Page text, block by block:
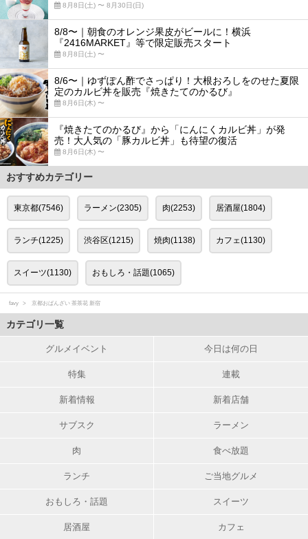
8月8日(土) 〜 8月30日(日)
8/8〜｜朝食のオレンジ果皮がビールに！横浜
『2416MARKET』等で限定販売スタート
8月8日(土) 〜
8/6〜｜ゆずぽん酢でさっぱり！大根おろしをのせた夏限
定のカルビ丼を販売『焼きたてのかるび』
8月6日(木) 〜
『焼きたてのかるび』から「にんにくカルビ丼」が発
売！大人気の「豚カルビ丼」も待望の復活
8月6日(木) 〜
おすすめカテゴリー
東京都(7546) ラーメン(2305) 肉(2253) 居酒屋(1804)
ランチ(1225) 渋谷区(1215) 焼肉(1138) カフェ(1130)
スイーツ(1130) おもしろ・話題(1065)
favy 京都おばんざい 茶茶花 新宿
カテゴリ一覧
グルメイベント 今日は何の日
特集 連載
新着情報 新着店舗
サブスク ラーメン
肉 食べ放題
ランチ ご当地グルメ
おもしろ・話題 スイーツ
居酒屋 カフェ